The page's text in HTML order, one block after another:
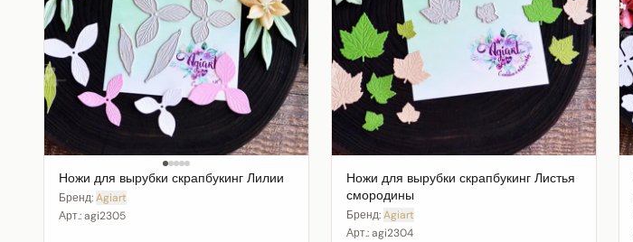
Ножи для вырубки скрапбукинг Лилии
Бренд:Agiart
Арт.:agi2305
Ножи для вырубки скрапбукинг Листья
смородины
Бренд:Agiart
Арт.:agi2304